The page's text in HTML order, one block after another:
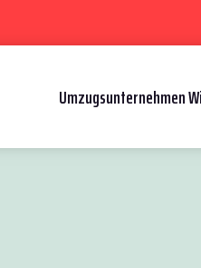
Umzugsunternehmen